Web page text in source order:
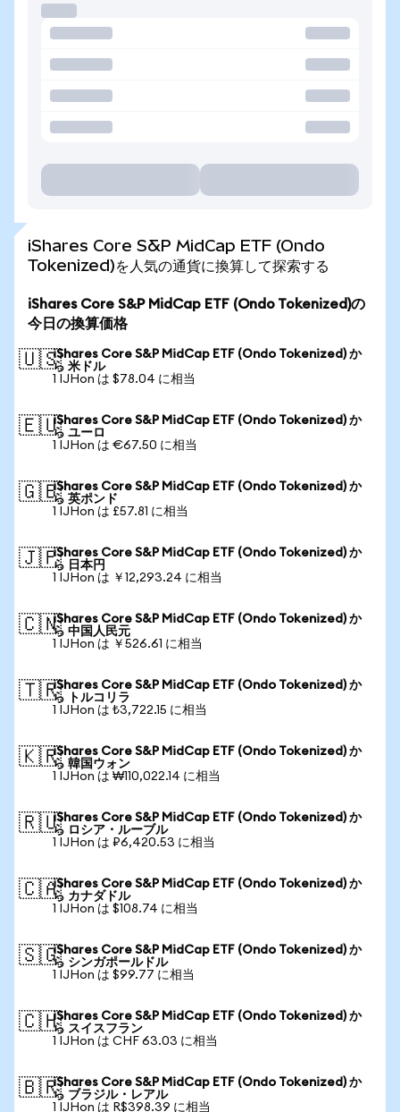
iShares Core S&P MidCap ETF (Ondo
Tokenized)を人気の通貨に換算して探索する
iShares Core S&P MidCap ETF (Ondo Tokenized)の
今日の換算価格
🇺🇸iShares Core S&P MidCap ETF (Ondo Tokenized) か
ら 米ドル
1 IJHon は $78.04 に相当
🇪🇺iShares Core S&P MidCap ETF (Ondo Tokenized) か
ら ユーロ
1 IJHon は €67.50 に相当
🇬🇧iShares Core S&P MidCap ETF (Ondo Tokenized) か
ら 英ポンド
1 IJHon は £57.81 に相当
🇯🇵iShares Core S&P MidCap ETF (Ondo Tokenized) か
ら 日本円
1 IJHon は ￥12,293.24 に相当
🇨🇳iShares Core S&P MidCap ETF (Ondo Tokenized) か
ら 中国人民元
1 IJHon は ￥526.61 に相当
🇹🇷iShares Core S&P MidCap ETF (Ondo Tokenized) か
ら トルコリラ
1 IJHon は ₺3,722.15 に相当
🇰🇷iShares Core S&P MidCap ETF (Ondo Tokenized) か
ら 韓国ウォン
1 IJHon は ₩110,022.14 に相当
🇷🇺iShares Core S&P MidCap ETF (Ondo Tokenized) か
ら ロシア・ルーブル
1 IJHon は ₽6,420.53 に相当
🇨🇦iShares Core S&P MidCap ETF (Ondo Tokenized) か
ら カナダドル
1 IJHon は $108.74 に相当
🇸🇬iShares Core S&P MidCap ETF (Ondo Tokenized) か
ら シンガポールドル
1 IJHon は $99.77 に相当
🇨🇭iShares Core S&P MidCap ETF (Ondo Tokenized) か
ら スイスフラン
1 IJHon は CHF 63.03 に相当
🇧🇷iShares Core S&P MidCap ETF (Ondo Tokenized) か
ら ブラジル・レアル
1 IJHon は R$398.39 に相当